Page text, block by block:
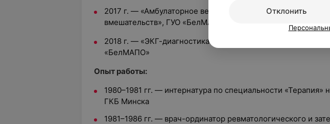
2017 г. — «Амбулаторное ведение пациентов после
вмешательств», ГУО «БелМАПО»
2018 г. — «ЭКГ-диагностика нарушение ритма и
«БелМАПО»
Опыт работы:
1980–1981 гг. — интернатура по специальности «Терапия»
ГКБ Минска
1981–1986 гг. — врач-ординатор ревматологического и
Отклонить